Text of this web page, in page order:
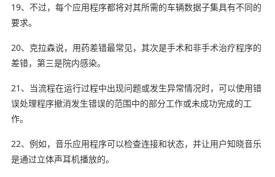
19、不过，每个应用程序都将对其所需的车辆数据子集具有不同的
要求。
20、克拉森说，用药差错最常见，其次是手术和非手术治疗程序的
差错，第三是院内感染。
21、当流程在运行过程中出现问题或发生异常情况时，可以使用错
误处理程序撤消发生错误的范围中的部分工作或未成功完成的工
作。
22、例如，音乐应用程序可以检查连接和状态，并让用户知晓音乐
是通过立体声耳机播放的。